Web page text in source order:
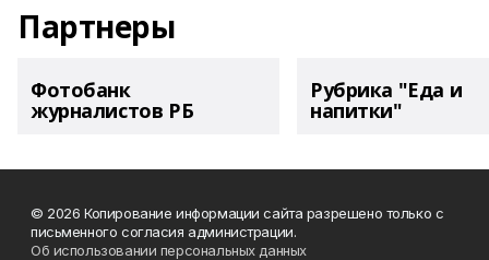
Партнеры
Фотобанк
журналистов РБ
Рубрика "Еда и
напитки"
© 2026 Копирование информации сайта разрешено только с
письменного согласия администрации.
Об использовании персональных данных